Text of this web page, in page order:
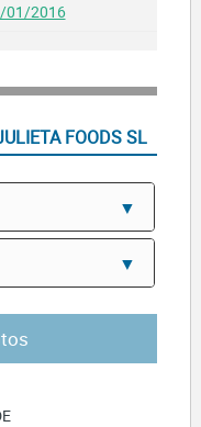
01/2016
FOODS SL